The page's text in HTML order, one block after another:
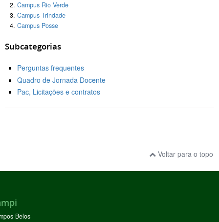
Campus Rio Verde
Campus Trindade
Campus Posse
Subcategorias
Perguntas frequentes
Quadro de Jornada Docente
Pac, Licitações e contratos
Voltar para o topo
Belos